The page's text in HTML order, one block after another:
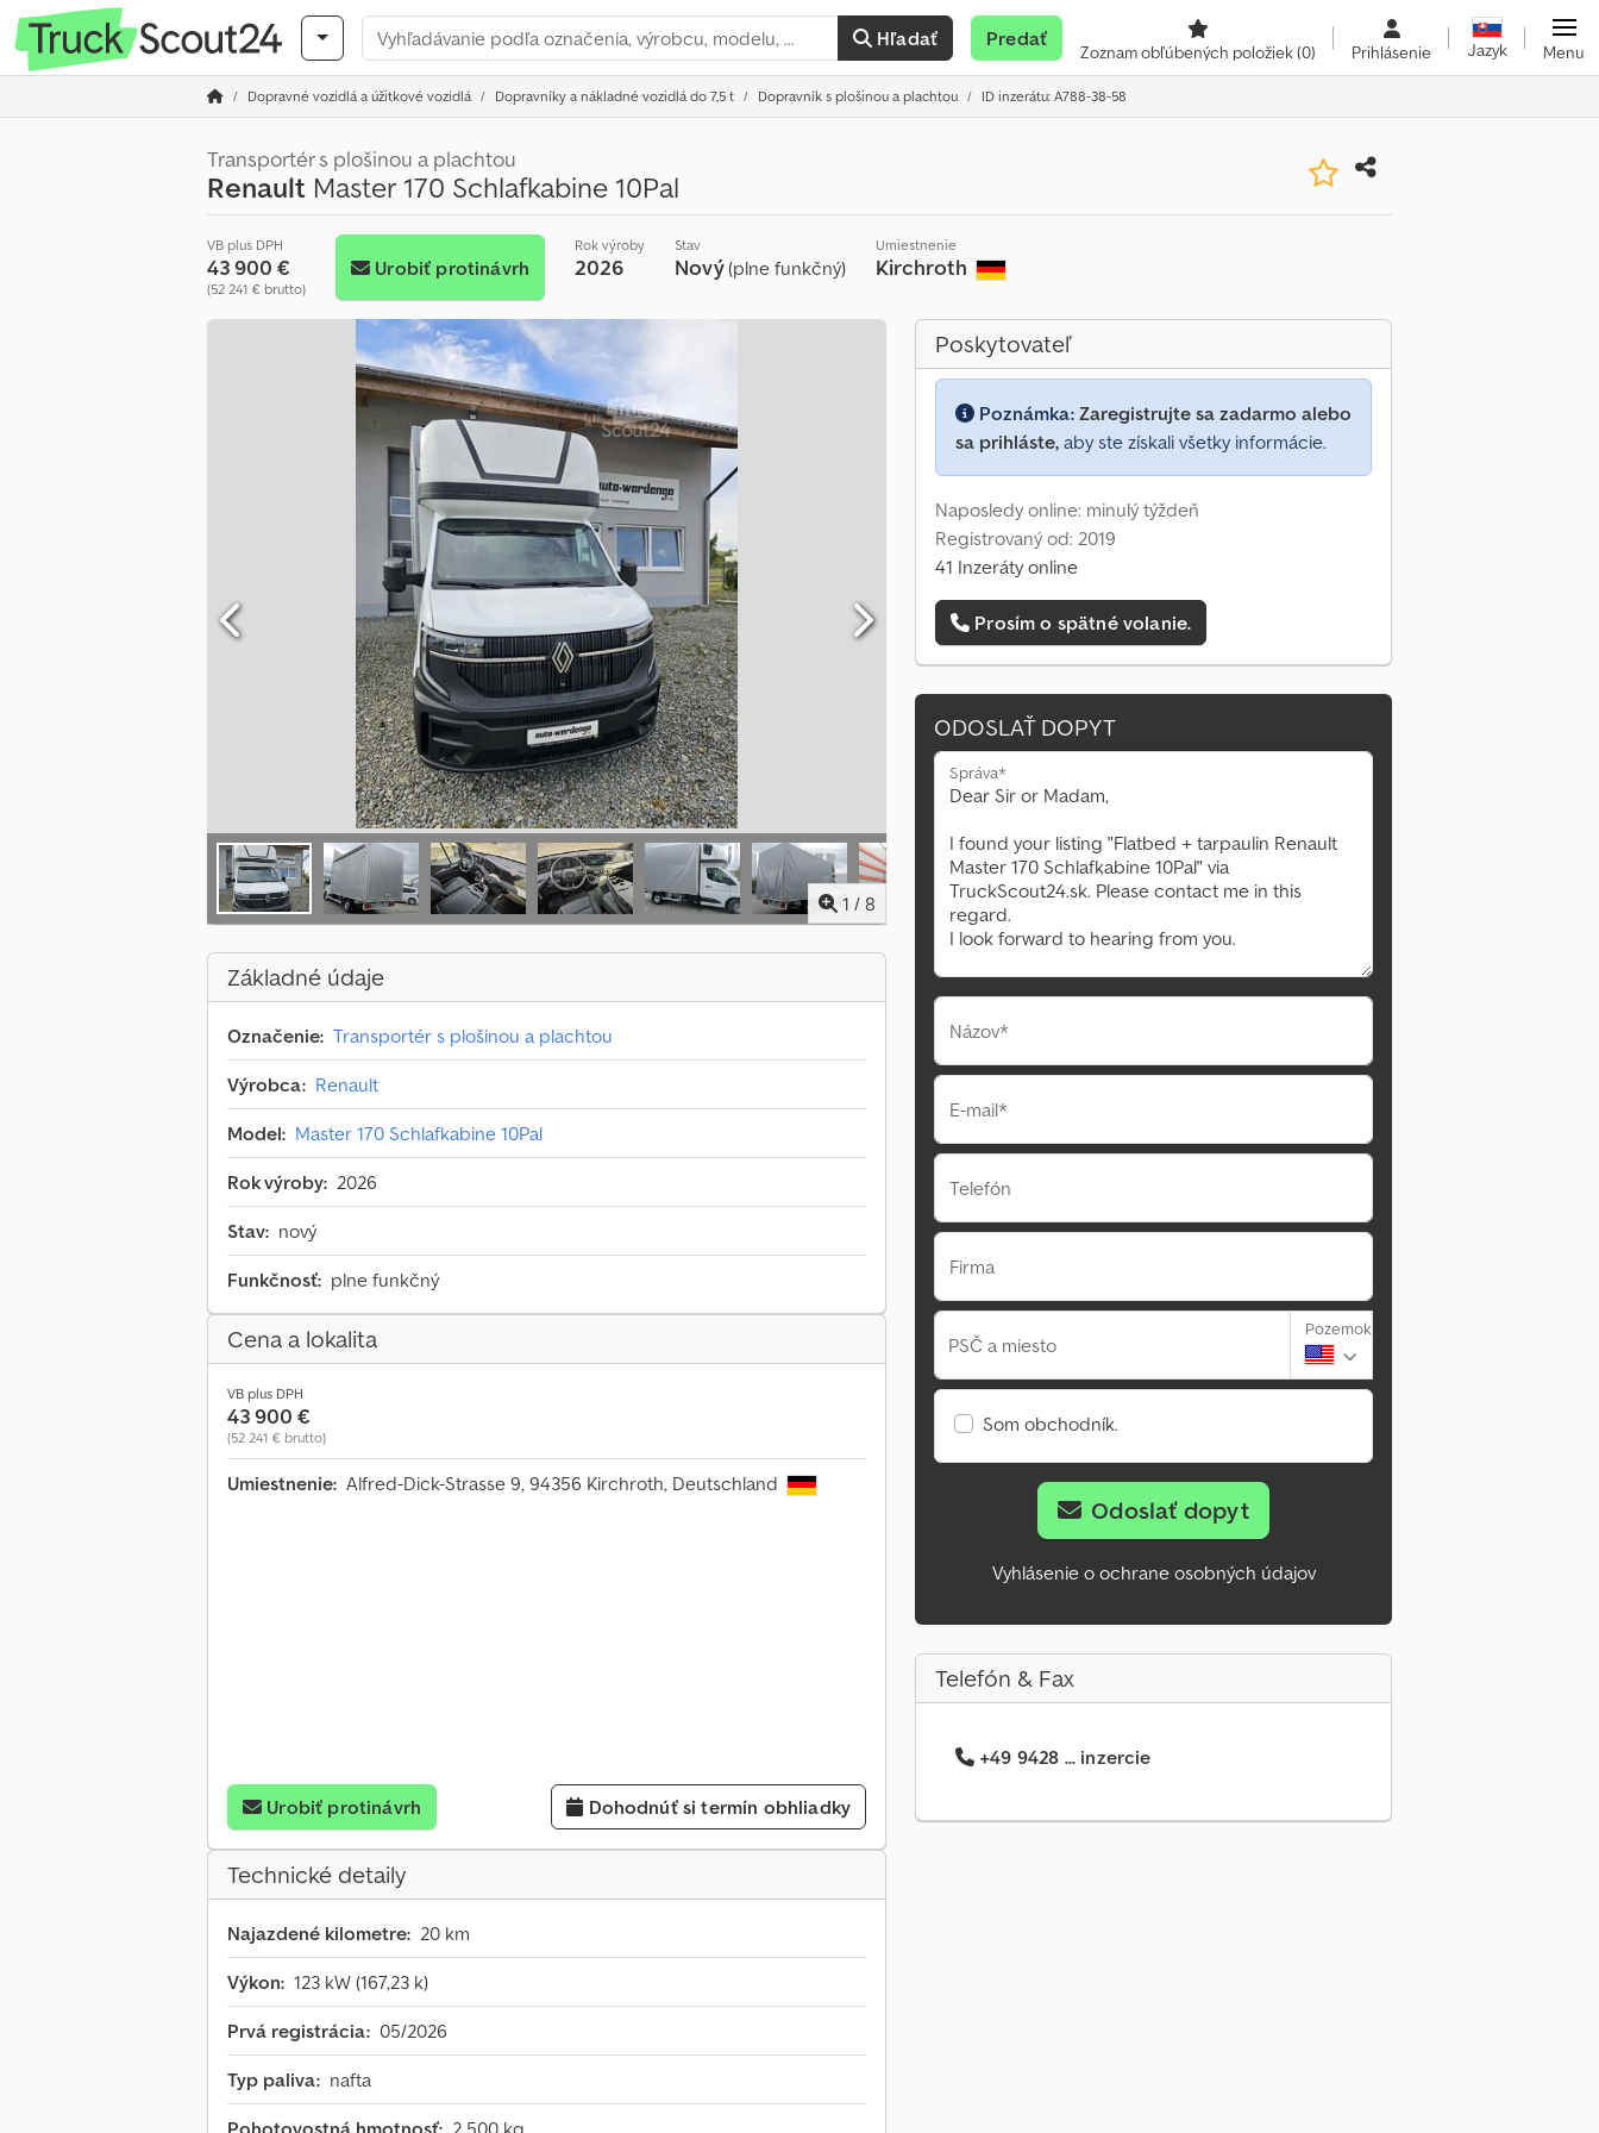
Hľadať Predať
Zoznam obľúbených položiek(0) Prihlásenie Jazyk Menu
Dopravné vozidlá a úžitkové vozidlá Dopravníky a nákladné vozidlá do 7,5 t Dopravník s plošinou a plachtou ID inzerátu: A788-38-58
Transportér s plošinou a plachtou
Renault Master 170 Schlafkabine 10Pal
VB plus DPH
43 900 €
(52 241 € brutto)
Urobiť protinávrh
Rok výroby
2026
Stav
Nový(plne funkčný)
Umiestnenie
Kirchroth
1 / 8
Základné údaje
Označenie: Transportér s plošinou a plachtou
Výrobca: Renault
Model: Master 170 Schlafkabine 10Pal
Rok výroby: 2026
Stav: nový
Funkčnosť: plne funkčný
Cena a lokalita
VB plus DPH
43 900 €
(52 241 € brutto)
Umiestnenie: Alfred-Dick-Strasse 9, 94356 Kirchroth, Deutschland
Urobiť protinávrh Dohodnúť si termín obhliadky
Technické detaily
Najazdené kilometre: 20 km
Výkon: 123 kW (167,23 k)
Prvá registrácia: 05/2026
Typ paliva: nafta
Poskytovateľ
Poznámka: Zaregistrujte sa zadarmo alebo
sa prihláste, aby ste získali všetky informácie.
Naposledy online: minulý týždeň
Registrovaný od: 2019
41 Inzeráty online
Prosím o spätné volanie.
ODOSLAŤ DOPYT
Správa*
Názov*
E-mail*
Telefón
Firma
PSČ a miesto
Pozemok
Som obchodník.
Odoslať dopyt
Vyhlásenie o ochrane osobných údajov
Telefón & Fax
+49 9428 ... inzercie